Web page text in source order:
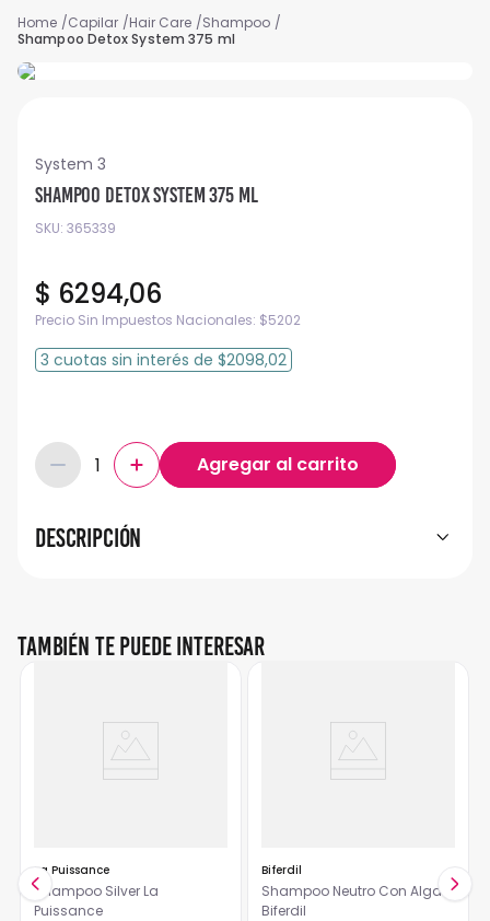
Capilar Hair Care
Shampoo
Shampoo Detox System 375 ml
System 3
Shampoo Detox System 375 ml
SKU: 365339
$ 6294,06
Precio Sin Impuestos Nacionales: $5202
3 cuotas sin interés de $2098,02
Descripción
También te puede interesar
La Puissance
Shampoo Silver La
Puissance
Biferdil
Shampoo Neutro Con Algas
Biferdil